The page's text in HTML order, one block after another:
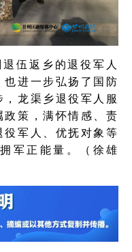
伍返乡的退役军人
进一步弘扬了国防
龙渠乡退役军人服
策，满怀情感、责
军人、优抚对象等
军正能量。（徐雄